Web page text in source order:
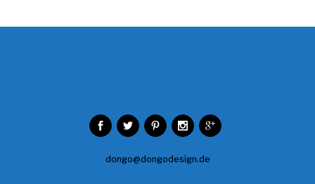
dongo@dongodesign.de